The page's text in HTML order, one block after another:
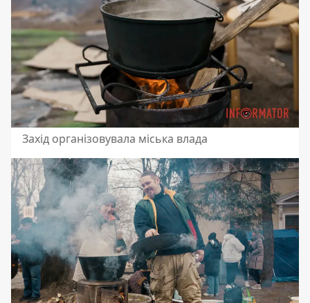
Захід організовувала міська влада